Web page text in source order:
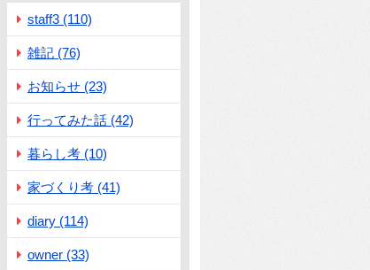
staff3 (110)
雑記 (76)
お知らせ (23)
行ってみた話 (42)
暮らし考 (10)
家づくり考 (41)
diary (114)
owner (33)